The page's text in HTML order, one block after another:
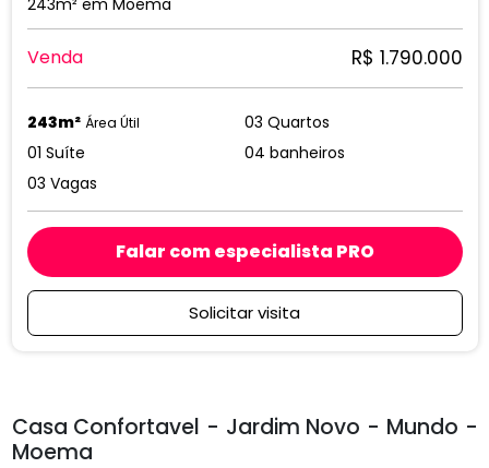
Venda R$ 1.790.000
243m² Área Útil
03 Quartos
01 Suíte
04 banheiros
03 Vagas
Falar com especialista PRO
Solicitar visita
Casa Confortavel - Jardim Novo - Mundo -
Moema